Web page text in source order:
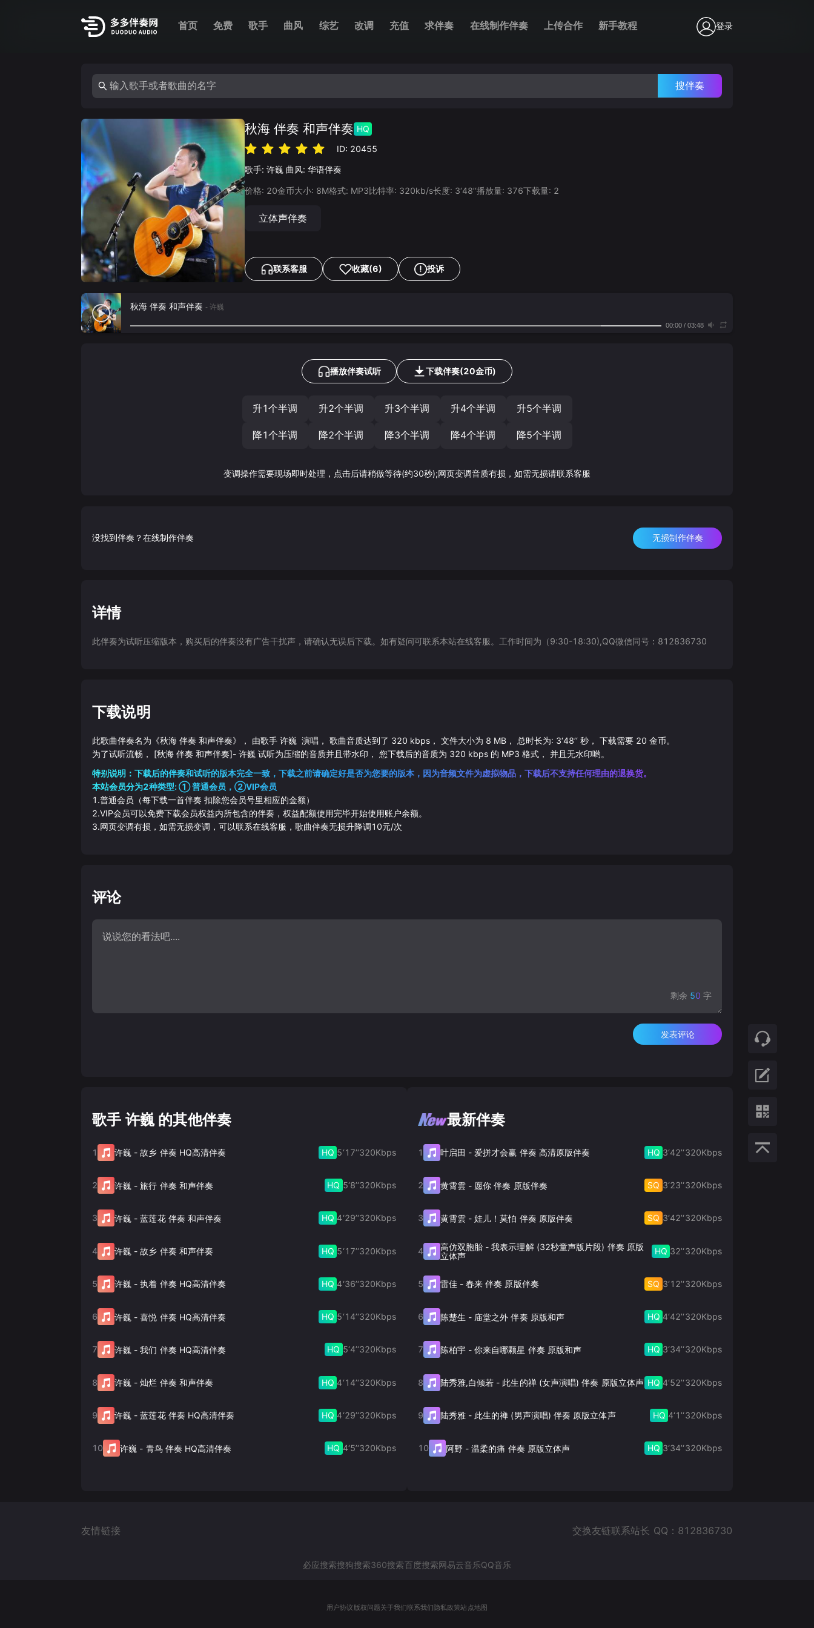
首页 免费 歌手 曲风 综艺 改调 充值 求伴奏 在线制作伴奏 上传合作 新手教程 登录
搜伴奏
秋海 伴奏 和声伴奏 HQ
ID: 20455
歌手: 许巍 曲风: 华语伴奏
价格: 20金币大小: 8M格式: MP3比特率: 320kb/s长度: 3‘48’‘播放量: 376下载量: 2
立体声伴奏
联系客服 收藏(6) 投诉
秋海 伴奏 和声伴奏 - 许巍
00:00/ 03:48
播放伴奏试听 下载伴奏(20金币)
升1个半调 升2个半调 升3个半调 升4个半调 升5个半调
降1个半调 降2个半调 降3个半调 降4个半调 降5个半调
变调操作需要现场即时处理，点击后请稍做等待(约30秒);网页变调音质有损，如需无损请联系客服
没找到伴奏？在线制作伴奏 无损制作伴奏
详情
此伴奏为试听压缩版本，购买后的伴奏没有广告干扰声，请确认无误后下载。如有疑问可联系本站在线客服。工作时间为（9:30-18:30),QQ微信同号：812836730
下载说明
此歌曲伴奏名为《秋海 伴奏 和声伴奏》， 由歌手 许巍 演唱， 歌曲音质达到了 320 kbps， 文件大小为 8 MB， 总时长为: 3‘48’‘秒， 下载需要 20 金币。
为了试听流畅， [秋海 伴奏 和声伴奏]- 许巍 试听为压缩的音质并且带水印， 您下载后的音质为 320 kbps 的 MP3 格式， 并且无水印哟。
特别说明：下载后的伴奏和试听的版本完全一致，下载之前请确定好是否为您要的版本，因为音频文件为虚拟物品，下载后不支持任何理由的退换货。
本站会员分为2种类型: ① 普通会员，②VIP会员
1.普通会员（每下载一首伴奏 扣除您会员号里相应的金额）
2.VIP会员可以免费下载会员权益内所包含的伴奏，权益配额使用完毕开始使用账户余额。
3.网页变调有损，如需无损变调，可以联系在线客服，歌曲伴奏无损升降调10元/次
评论
剩余 50 字
发表评论
歌手 许巍 的其他伴奏
1 许巍 -故乡 伴奏 HQ高清伴奏 HQ 5‘17’‘320Kbps
2 许巍 -旅行 伴奏 和声伴奏 HQ 5‘8’‘320Kbps
3 许巍 -蓝莲花 伴奏 和声伴奏 HQ 4‘29’‘320Kbps
4 许巍 -故乡 伴奏 和声伴奏 HQ 5‘17’‘320Kbps
5 许巍 -执着 伴奏 HQ高清伴奏 HQ 4‘36’‘320Kbps
6 许巍 -喜悦 伴奏 HQ高清伴奏 HQ 5‘14’‘320Kbps
7 许巍 -我们 伴奏 HQ高清伴奏 HQ 5‘4’‘320Kbps
8 许巍 -灿烂 伴奏 和声伴奏 HQ 4‘14’‘320Kbps
9 许巍 -蓝莲花 伴奏 HQ高清伴奏 HQ 4‘29’‘320Kbps
10 许巍 - 青鸟 伴奏 HQ高清伴奏 HQ 4‘5’‘320Kbps
最新伴奏
1 叶启田 -爱拼才会赢 伴奏 高清原版伴奏 HQ 3‘42’‘320Kbps
2 黄霄雲- 愿你 伴奏 原版伴奏 SQ 3‘23’‘320Kbps
3 黄霄雲-娃儿！莫怕 伴奏 原版伴奏 SQ 3‘42’‘320Kbps
4 高仿双胞胎 -我表示理解 (32秒童声版片段) 伴奏 原版
立体声
HQ 32’‘320Kbps
5 雷佳- 春来 伴奏 原版伴奏 SQ 3‘12’‘320Kbps
6 陈楚生 - 庙堂之外 伴奏 原版和声 HQ 4‘42’‘320Kbps
7 陈柏宇-你来自哪颗星 伴奏 原版和声 HQ 3‘34’‘320Kbps
8 陆秀雅,白倾若 - 此生的禅 (女声演唱) 伴奏 原版立体声 HQ 4‘52’‘320Kbps
9 陆秀雅- 此生的禅 (男声演唱) 伴奏 原版立体声 HQ 4‘1’‘320Kbps
10 阿野-温柔的痛 伴奏 原版立体声 HQ 3‘34’‘320Kbps
友情链接 交换友链联系站长 QQ：812836730
必应搜索搜狗搜索360搜索百度搜索网易云音乐QQ音乐
用户协议 版权问题关于我们联系我们 隐私政策站点地图